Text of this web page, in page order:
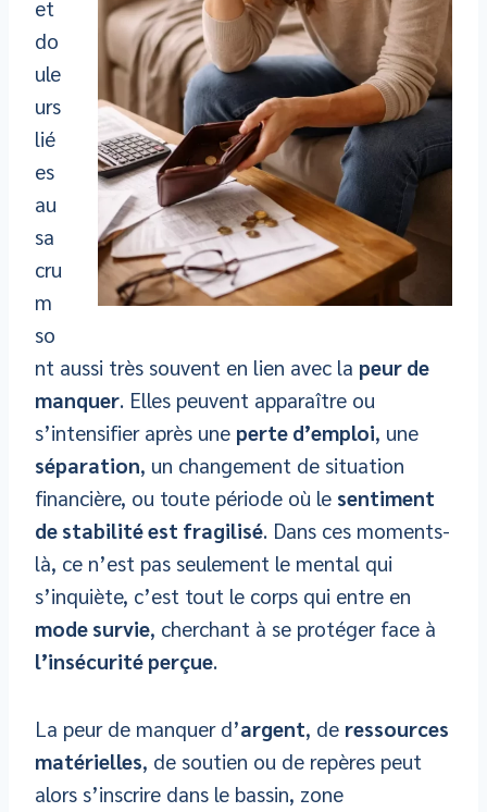
et
do
ule
urs
lié
es
au
sa
cru
m
so
nt aussi très souvent en lien avec la peur de
manquer. Elles peuvent apparaître ou
s’intensifier après une perte d’emploi, une
séparation, un changement de situation
financière, ou toute période où le sentiment
de stabilité est fragilisé. Dans ces moments-
là, ce n’est pas seulement le mental qui
s’inquiète, c’est tout le corps qui entre en
mode survie, cherchant à se protéger face à
l’insécurité perçue.
La peur de manquer d’argent, de ressources
matérielles, de soutien ou de repères peut
alors s’inscrire dans le bassin, zone